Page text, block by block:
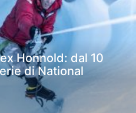
Honnold: dal 10
di National